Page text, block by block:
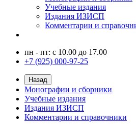
Учебные издания
Издания ИЗИСП
Комментарии и
пн - пт: с 10.00 до 17.00
+7 (925) 000-97-25
Назад
Монографии и сборники
Учебные издания
Издания ИЗИСП
Комментарии и справочники